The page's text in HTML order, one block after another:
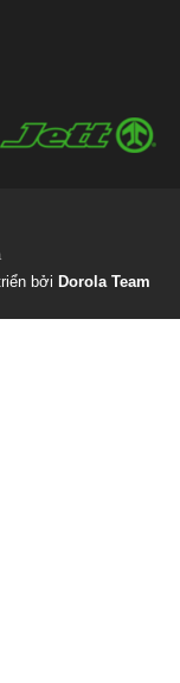
bởi Dorola Team